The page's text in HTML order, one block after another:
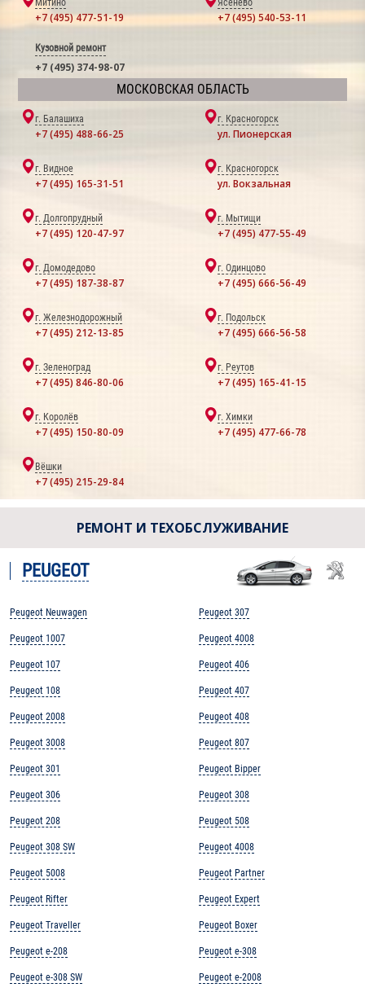
Митино
+7 (495) 477-51-19
Ясенево
+7 (495) 540-53-11
Кузовной ремонт
+7 (495) 374-98-07
МОСКОВСКАЯ ОБЛАСТЬ
г. Балашиха
+7 (495) 488-66-25
г. Красногорск
ул. Пионерская
г. Видное
+7 (495) 165-31-51
г. Красногорск
ул. Вокзальная
г. Долгопрудный
+7 (495) 120-47-97
г. Мытищи
+7 (495) 477-55-49
г. Домодедово
+7 (495) 187-38-87
г. Одинцово
+7 (495) 666-56-49
г. Железнодорожный
+7 (495) 212-13-85
г. Подольск
+7 (495) 666-56-58
г. Зеленоград
+7 (495) 846-80-06
г. Реутов
+7 (495) 165-41-15
г. Королёв
+7 (495) 150-80-09
г. Химки
+7 (495) 477-66-78
Вёшки
+7 (495) 215-29-84
РЕМОНТ И ТЕХОБСЛУЖИВАНИЕ
PEUGEOT
Peugeot Neuwagen
Peugeot 1007
Peugeot 107
Peugeot 108
Peugeot 2008
Peugeot 3008
Peugeot 301
Peugeot 306
Peugeot 208
Peugeot 308 SW
Peugeot 5008
Peugeot Rifter
Peugeot Traveller
Peugeot e-208
Peugeot e-308 SW
Peugeot 307
Peugeot 4008
Peugeot 406
Peugeot 407
Peugeot 408
Peugeot 807
Peugeot Bipper
Peugeot 308
Peugeot 508
Peugeot 4008
Peugeot Partner
Peugeot Expert
Peugeot Boxer
Peugeot e-308
Peugeot e-2008